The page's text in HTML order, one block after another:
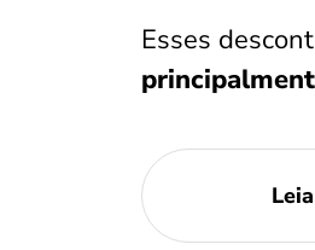
Esses